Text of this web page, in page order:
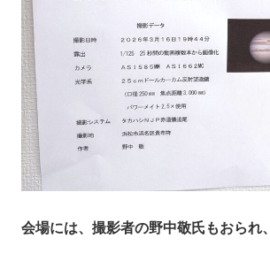
会場には、撮影者の野中敬氏もおられ、